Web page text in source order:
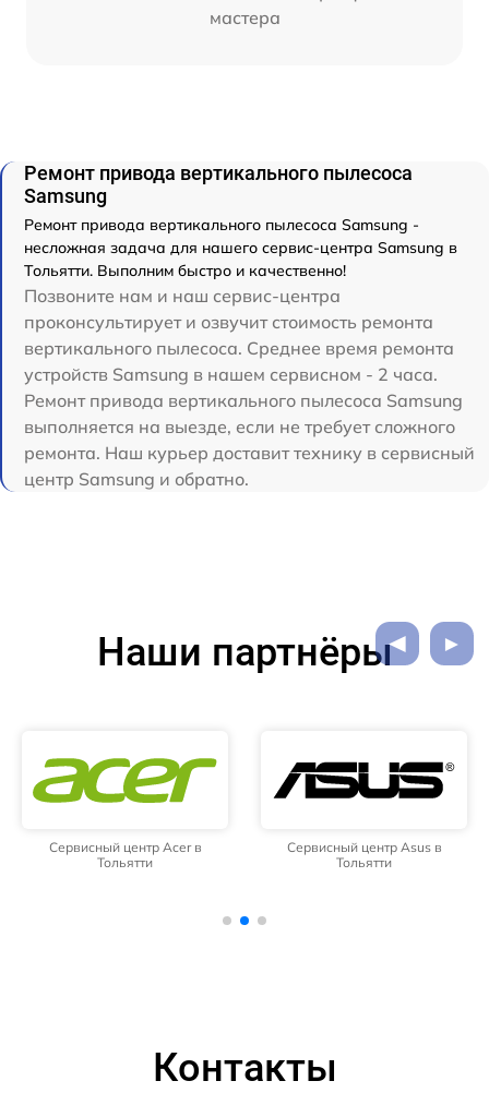
мастера
Ремонт привода вертикального пылесоса
Samsung
Ремонт привода вертикального пылесоса Samsung -
несложная задача для нашего сервис-центра Samsung в
Тольятти. Выполним быстро и качественно!
Позвоните нам и наш сервис-центра
проконсультирует и озвучит стоимость ремонта
вертикального пылесоса. Среднее время ремонта
устройств Samsung в нашем сервисном - 2 часа.
Ремонт привода вертикального пылесоса Samsung
выполняется на выезде, если не требует сложного
ремонта. Наш курьер доставит технику в сервисный
центр Samsung и обратно.
Наши партнёры
Сервисный центр Acer в
Тольятти
Сервисный центр Asus в
Тольятти
Контакты